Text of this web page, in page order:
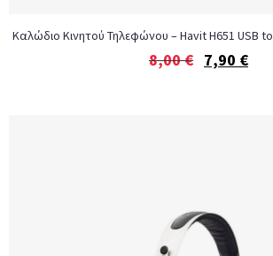
Καλώδιο Κινητού Τηλεφώνου – Havit H651 USB
8,00€ 7,90 €